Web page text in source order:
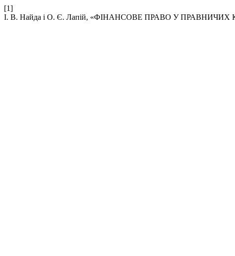
[1]
І. В. Найда і О. Є. Лапій, «ФІНАНСОВЕ ПРАВО У